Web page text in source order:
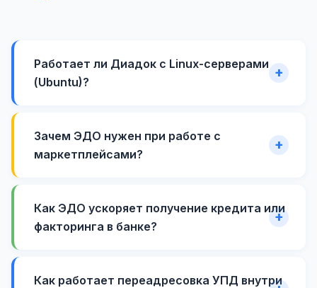
Работает ли Диадок с Linux-серверами
(Ubuntu)?
Зачем ЭДО нужен при работе с
маркетплейсами?
Как ЭДО ускоряет получение кредита или
факторинга в банке?
Как работает переадресовка УПД внутри